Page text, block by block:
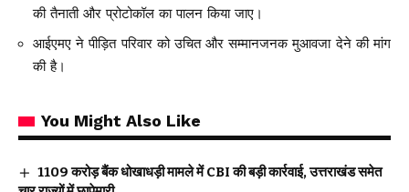
की तैनाती और प्रोटोकॉल का पालन किया जाए।
आईएमए ने पीड़ित परिवार को उचित और सम्मानजनक मुआवजा देने की मांग
की है।
You Might Also Like
₹1109 करोड़ बैंक धोखाधड़ी मामले में CBI की बड़ी कार्रवाई, उत्तराखंड समेत